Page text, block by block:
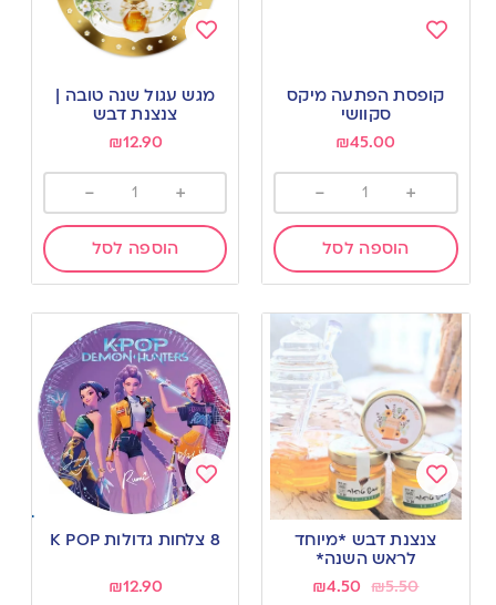
to
wishlist
קופסת הפתעה מיקס
סקוושי
₪45.00
+
-
הוספה לסל
to
wishlist
מגש עגול שנה טובה |
צנצנת דבש
₪12.90
+
-
הוספה לסל
Add
wishlist
צנצנת דבש *מיוחד
לראש השנה*
₪5.50
₪4.50
to
wishlist
8 צלחות גדולות K POP
₪12.90